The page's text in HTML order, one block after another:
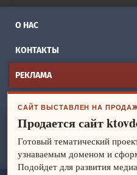
О НАС
КОНТАКТЫ
РЕКЛАМА
БИЗНЕС ИДЕИ
СПРАВОЧНИК
ФРАНШИЗЫ
САЙТ ВЫСТАВЛЕН НА
Продается сайт
Готовый тематический
узнаваемым доменом и
Подойдет для развития